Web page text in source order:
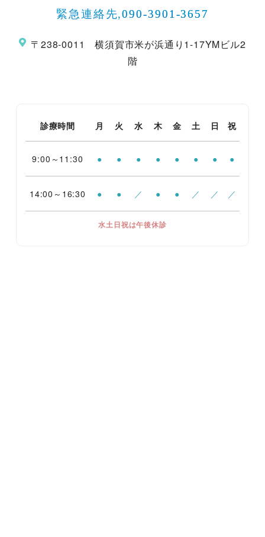
緊急連絡先,090-3901-3657
〒238-0011 横須賀市米が浜通り1-17YMビル2
階
診療時間 月 火 水 木 金 土 日 祝
9:00～11:30 ● ● ● ● ● ● ● ●
14:00～16:30 ● ● ／ ● ● ／ ／ ／
水土日祝は午後休診